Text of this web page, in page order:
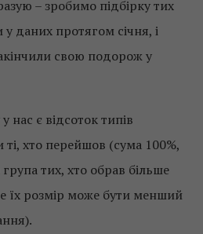
– зробимо підбірку тих
у даних протягом січня, і
свою подорож у
нас є відсоток типів
хто перейшов (сума 100%,
тих, хто обрав більше
їх розмір може бути менший